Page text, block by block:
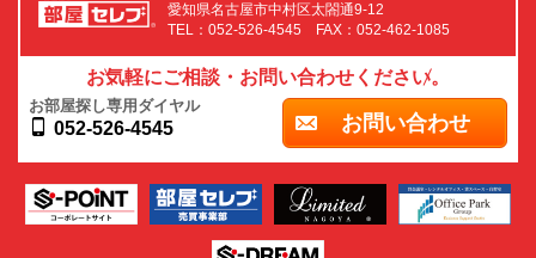
愛知県名古屋市中村区太閤通9-12
TEL：052-526-4545 FAX：052-462-1085
お気軽にご相談・お問い合わせください。
お部屋探し専用ダイヤル
052-526-4545 お問い合わせ